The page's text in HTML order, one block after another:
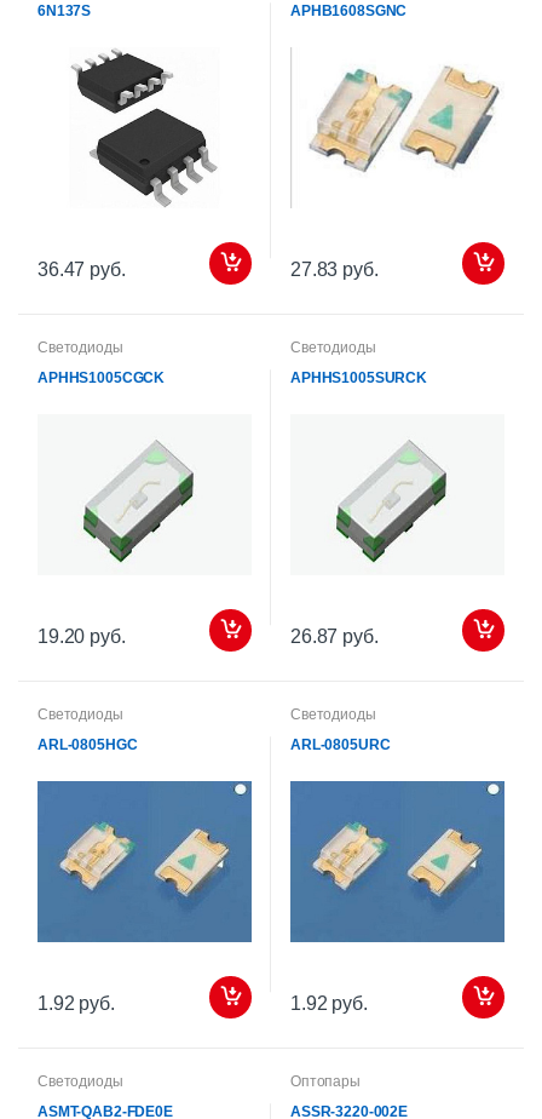
6N137S
36.47 руб.
APHB1608SGNC
27.83 руб.
Светодиоды
APHHS1005CGCK
19.20 руб.
Светодиоды
APHHS1005SURCK
26.87 руб.
Светодиоды
ARL-0805HGC
1.92 руб.
Светодиоды
ARL-0805URC
1.92 руб.
Светодиоды
ASMT-QAB2-FDE0E
Оптопары
ASSR-3220-002E